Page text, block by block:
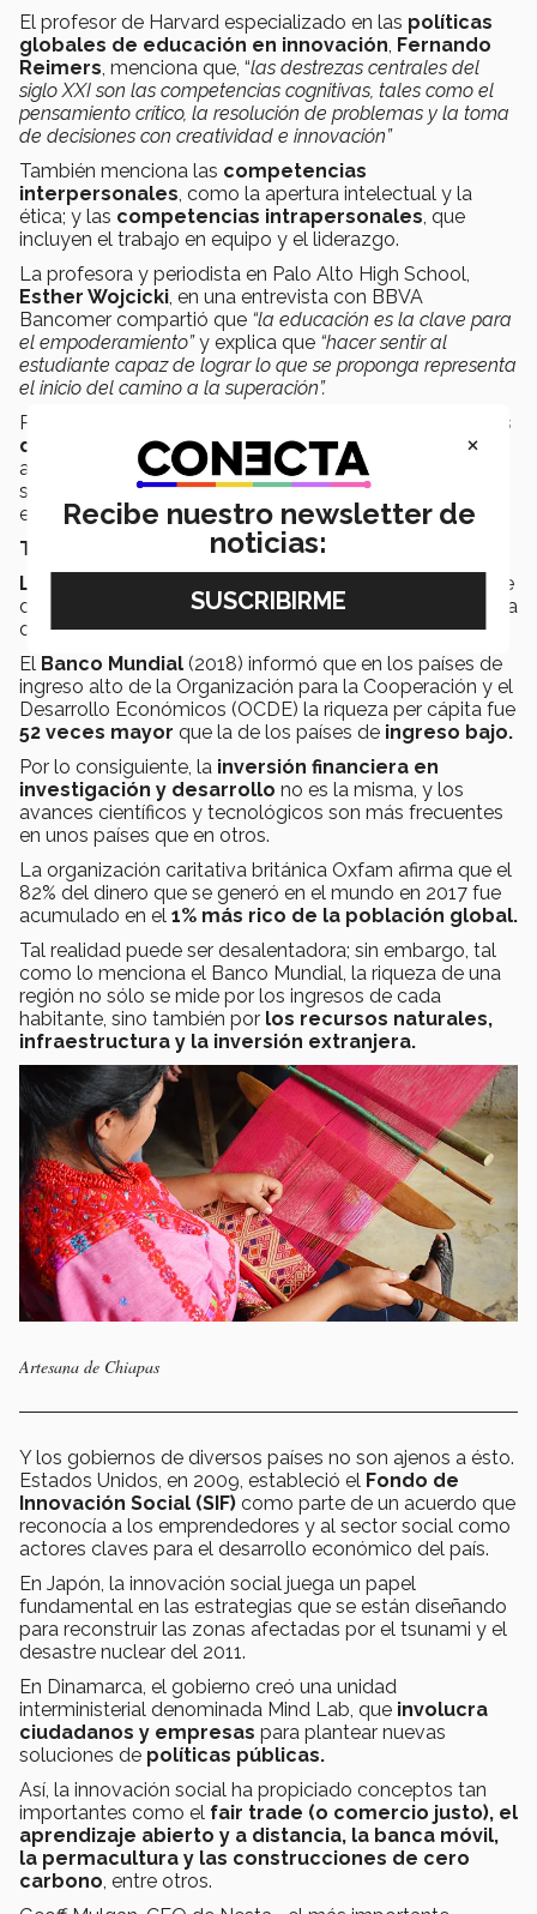
El profesor de Harvard especializado en las políticas
globales de educación en innovación Fernando
Reimers , menciona que, “las destrezas centrales del
siglo XXI son las competencias cognitivas, tales como el
pensamiento crítico, la resolución de problemas y la toma
de decisiones con creatividad e innovación”
También menciona las competencias
interpersonales , como la apertura intelectual y la
ética; y las competencias intrapersonales , que
incluyen el trabajo en equipo y el liderazgo.
La profesora y periodista en Palo Alto High School,
Esther Wojcicki , en una entrevista con BBVA
Bancomer compartió que “la educación es la clave para
el empoderamiento”y explica que “hacer sentir al
estudiante capaz de lograr lo que se proponga representa
el inicio del camino a la superación”.
Por lo anterior, es importante
cuestionar los modelos
de aprendizajeque ofrecen las universidades, debido
a la velocidad y profundidad de los cambios que se
suscitan en la sociedad del conocimiento, siendo un
ejemplo claro el auge de laInnovación Social.
TENDENCIA MUNDIAL
La relevancia mundial de la Innovación Social
nace
de la
falta de cohesión socialy de la marcada brecha
de desigualdad que existe en el mundo.
El Banco Mundial (2018) informó que en los países de
ingreso alto de la Organización para la Cooperación y el
Desarrollo Económicos (OCDE) la riqueza per cápita fue
52 veces mayor que la de los países de ingreso bajo.
Por lo consiguiente, la inversión financiera en
investigación y desarrollo no es la misma, y los
avances científicos y tecnológicos son más frecuentes
en unos países que en otros.
La organización caritativa británica Oxfam afirma que el
82% del dinero que se generó en el mundo en 2017 fue
acumulado en el 1% más rico de la población global.
Tal realidad puede ser desalentadora; sin embargo, tal
como lo menciona el Banco Mundial, la riqueza de una
región no sólo se mide por los ingresos de cada
habitante, sino también por los recursos naturales,
infraestructura y la inversión extranjera.
Artesana de Chiapas
Y los gobiernos de diversos países no son ajenos a ésto.
Estados Unidos, en 2009, estableció el Fondo de
Innovación Social (SIF) como parte de un acuerdo que
reconocía a los emprendedores y al sector social como
actores claves para el desarrollo económico del país.
En Japón, la innovación social juega un papel
fundamental en las estrategias que se están diseñando
para reconstruir las zonas afectadas por el tsunami y el
desastre nuclear del 2011.
En Dinamarca, el gobierno creó una unidad
interministerial denominada Mind Lab, que involucra
ciudadanos y empresas para plantear nuevas
soluciones de políticas públicas.
Así, la innovación social ha propiciado conceptos tan
importantes como el fair trade (o comercio justo), el
aprendizaje abierto y a distancia, la banca móvil,
la permacultura y las construcciones de cero
carbono , entre otros.
×
Recibe nuestro newsletter de
noticias: